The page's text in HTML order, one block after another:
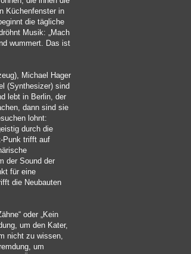
Küchenfenster in
die tägliche
Musik: „Mach
wummert. Das ist
Michael Hager
(Synthesizer) sind
lebt in Berlin, der
dann sind sie
lohnt:
durch die
Punk trifft auf
der Sound der
für eine
die Neubauten
oder „Kein
um den Kater,
nicht zu wissen,
um